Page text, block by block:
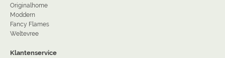
Originalhome
Moddern
Fancy Flames
Weltevree
Klantenservice